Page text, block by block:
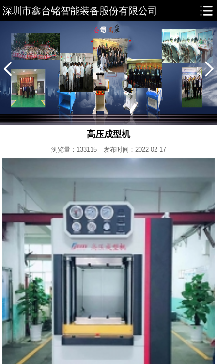
深圳市鑫台铭智能装备股份有限公司
高压成型机
浏览量：133115 发布时间：2022-02-17